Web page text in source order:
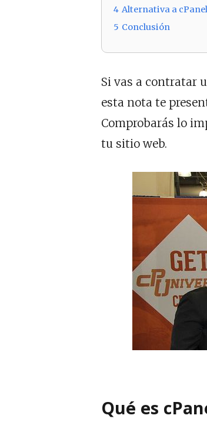
4 Alternativa a cPanel
5 Conclusión
Si vas a contratar
esta nota te
Comprobarás lo
tu sitio web.
Qué es